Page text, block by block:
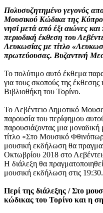
Πολυσυζητημένο γεγονός
Μουσικού Κώδικα της
νησί μετά από έξι αιώνες
περιοδική έκθεση του
Λευκωσίας με τίτλο
πρωτεύουσας. Βυζαντινή
Το πολύτιμο αυτό έκθεμα
για τους σκοπούς της
Βιβλιοθήκη του Τορίνο.
Το Λεβέντειο Δημοτικό
παρουσία του περίφημου
παρουσιάζοντας μια
τίτλο «Στο Μουσικό
μουσική εκδήλωση θα
Οκτωβρίου 2018 στο
Η διάλεξη θα
μουσική εκδήλωση στις 19:30.
Περί της διάλεξης / Στο
κώδικας του Τορίνο και η